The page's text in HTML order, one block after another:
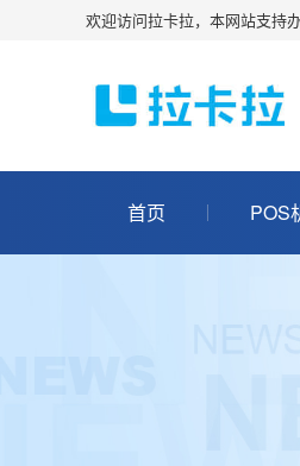
欢迎访问拉卡拉，本网站支持
首页 POS